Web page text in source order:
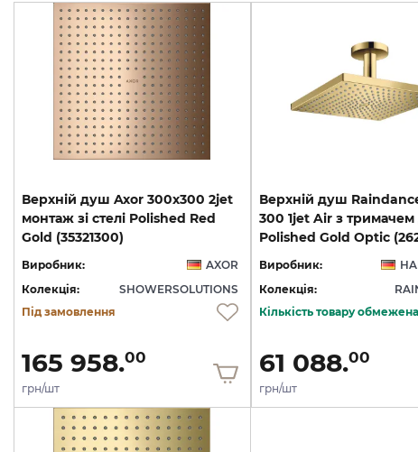
Верхній душ Axor 300х300 2jet
монтаж зі стелі Polished Red
Gold (35321300)
Виробник:
AXOR
Колекція:
SHOWERSOLUTIONS
Під замовлення
165 958.00
грн/шт
Верхній душ
300 1jet Air з тримачем
Polished Gold Optic
Виробник:
Колекція:
Кількість товару обмежена
61 088.00
грн/шт